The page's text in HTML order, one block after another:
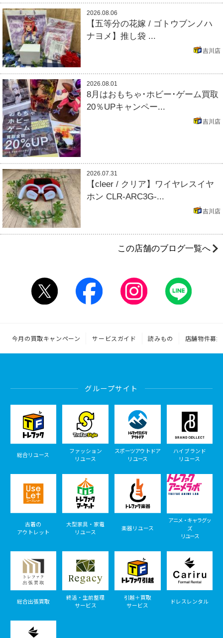
2026.08.06
【五等分の花嫁 / ゴトウブンノハ
ナヨメ】推し袋 ...
吉川店
2026.08.01
8月はおもちゃ･ホビー･ゲーム買取
20％UPキャンペー...
吉川店
2026.07.31
【cleer / クリア】ワイヤレスイヤ
ホン CLR-ARC3G-...
吉川店
この店舗のブログ一覧へ
今月の買取キャンペーン サービスガイド 読みもの 店舗物件募集
グループサイト
総合リユース
ファッション
リユース
スポーツアウトドア
リユース
ハイブランド
リユース
古着の
アウトレット
大型家具・家電
リユース
楽器リユース
アニメ・キャラグッ
ズ
リユース
総合出張買取
終活・生前整理
サービス
引越＋買取
サービス
ドレスレンタル